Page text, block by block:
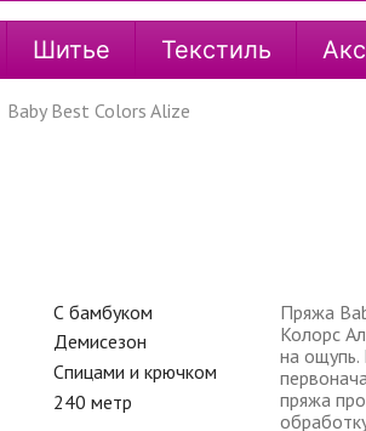
Шитье Текстиль
Baby Best Colors Alize
С бамбуком
Пряжа
Колорс
на ощупь.
пряжа
Демисезон
Спицами и крючком
240 метр